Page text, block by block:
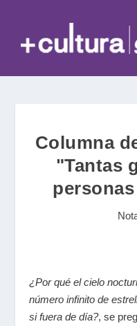
Columna
"Tantas
¿Por qué el cielo
número infinito de
si fuera de día?, se